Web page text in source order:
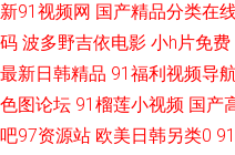
射合集 日本綜合成人网 性爱AV久
情AV 欧美a视频免费播放 男人天
产在线 色资源网在线观看 www午
新91视频网 国产精品分类在
码 波多野吉依电影 小h片免费
最新日韩精品 91福利视频导
色图论坛 91榴莲小视频 国产
吧97资源站 欧美日韩另类0